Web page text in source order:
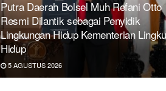
Putra Daerah Bolsel Muh Refani Otto
Resmi Dilantik sebagai Penyidik
Lingkungan Hidup Kementerian
Hidup
5 AGUSTUS 2026